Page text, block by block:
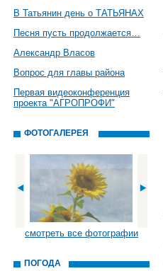
В Татьянин день о ТАТЬЯНАХ
Песня пусть продолжается…
Александр Власов
Вопрос для главы района
Первая видеоконференция
проекта "АГРОПРОФИ"
ФОТОГАЛЕРЕЯ
смотреть все фотографии
ПОГОДА